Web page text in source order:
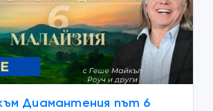
Диамантения път 6